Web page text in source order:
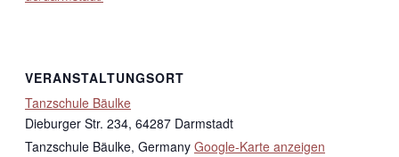
VERANSTALTUNGSORT
Tanzschule Bäulke
Dieburger Str. 234, 64287 Darmstadt
Tanzschule Bäulke, Germany Google-Karte anzeigen